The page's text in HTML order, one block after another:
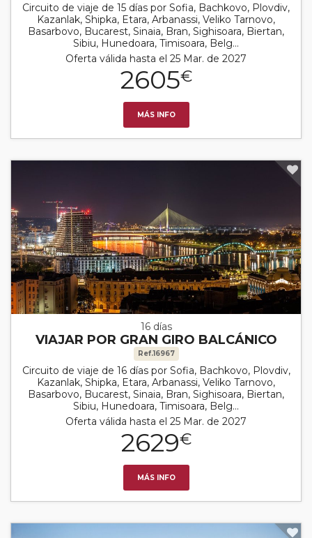
Circuito de viaje de 15 días por Sofia, Bachkovo, Plovdiv,
Kazanlak, Shipka, Etara, Arbanassi, Veliko Tarnovo,
Basarbovo, Bucarest, Sinaia, Bran, Sighisoara, Biertan,
Sibiu, Hunedoara, Timisoara, Belg...
Oferta válida hasta el 25 Mar. de 2027
2605€
MÁS INFO
16 días
VIAJAR POR GRAN GIRO BALCÁNICO
Ref.16967
Circuito de viaje de 16 días por Sofia, Bachkovo, Plovdiv,
Kazanlak, Shipka, Etara, Arbanassi, Veliko Tarnovo,
Basarbovo, Bucarest, Sinaia, Bran, Sighisoara, Biertan,
Sibiu, Hunedoara, Timisoara, Belg...
Oferta válida hasta el 25 Mar. de 2027
2629€
MÁS INFO